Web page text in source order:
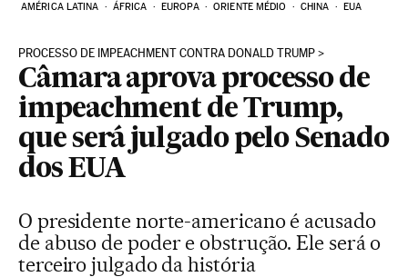
AMÉRICA LATINA ÁFRICA EUROPA ORIENTE MÉDIO CHINA EUA
PROCESSO DE IMPEACHMENT CONTRA DONALD TRUMP
Câmara aprova processo de
impeachment de Trump,
que será julgado pelo Senado
dos EUA
O presidente norte-americano é acusado
de abuso de poder e obstrução. Ele será o
terceiro julgado da história